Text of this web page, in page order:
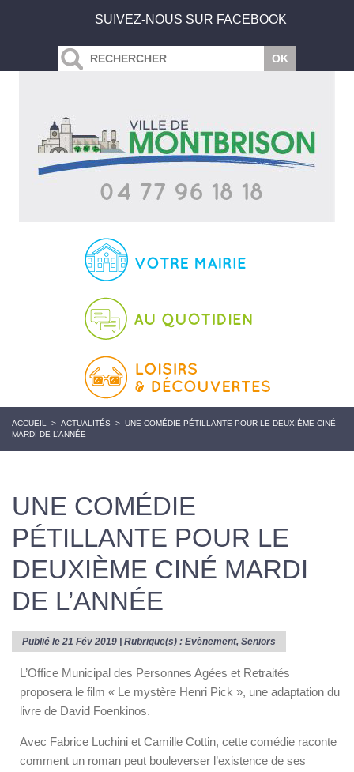
SUIVEZ-NOUS SUR FACEBOOK
ACCUEIL > ACTUALITÉS > UNE COMÉDIE PÉTILLANTE POUR LE DEUXIÈME CINÉ
MARDI DE L’ANNÉE
UNE COMÉDIE
PÉTILLANTE POUR LE
DEUXIÈME CINÉ MARDI
DE L’ANNÉE
Publié le 21 Fév 2019 | Rubrique(s) : Evènement, Seniors
L’Office Municipal des Personnes Agées et Retraités
proposera le film « Le mystère Henri Pick », une adaptation du
livre de David Foenkinos.
Avec Fabrice Luchini et Camille Cottin, cette comédie raconte
comment un roman peut bouleverser l’existence de ses